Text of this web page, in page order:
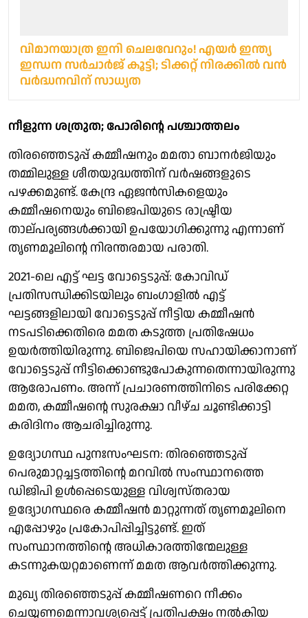
വിമാനയാത്ര ഇനി ചെലവേറും! എയർ ഇന്ത്യ
ഇന്ധന സർചാർജ് കൂട്ടി; ടിക്കറ്റ് നിരക്കിൽ വൻ
വർദ്ധനവിന് സാധ്യത
നീളുന്ന ശത്രുത; പോരിന്റെ പശ്ചാത്തലം
തിരഞ്ഞെടുപ്പ് കമ്മീഷനും മമതാ ബാനർജിയും
തമ്മിലുള്ള ശീതയുദ്ധത്തിന് വർഷങ്ങളുടെ
പഴക്കമുണ്ട്. കേന്ദ്ര ഏജൻസികളെയും
കമ്മീഷനെയും ബിജെപിയുടെ രാഷ്ട്രീയ
താല്പര്യങ്ങൾക്കായി ഉപയോഗിക്കുന്നു എന്നാണ്
തൃണമൂലിന്റെ നിരന്തരമായ പരാതി.
2021-ലെ എട്ട് ഘട്ട വോട്ടെടുപ്പ്: കോവിഡ്
പ്രതിസന്ധിക്കിടയിലും ബംഗാളിൽ എട്ട്
ഘട്ടങ്ങളിലായി വോട്ടെടുപ്പ് നീട്ടിയ കമ്മീഷൻ
നടപടിക്കെതിരെ മമത കടുത്ത പ്രതിഷേധം
ഉയർത്തിയിരുന്നു. ബിജെപിയെ സഹായിക്കാനാണ്
വോട്ടെടുപ്പ് നീട്ടിക്കൊണ്ടുപോകുന്നതെന്നായിരുന്നു
ആരോപണം. അന്ന് പ്രചാരണത്തിനിടെ പരിക്കേറ്റ
മമത, കമ്മീഷന്റെ സുരക്ഷാ വീഴ്ച ചൂണ്ടിക്കാട്ടി
കരിദിനം ആചരിച്ചിരുന്നു.
ഉദ്യോഗസ്ഥ പുനഃസംഘടന: തിരഞ്ഞെടുപ്പ്
പെരുമാറ്റച്ചട്ടത്തിന്റെ മറവിൽ സംസ്ഥാനത്തെ
ഡിജിപി ഉൾപ്പെടെയുള്ള വിശ്വസ്തരായ
ഉദ്യോഗസ്ഥരെ കമ്മീഷൻ മാറ്റുന്നത് തൃണമൂലിനെ
എപ്പോഴും പ്രകോപിപ്പിച്ചിട്ടുണ്ട്. ഇത്
സംസ്ഥാനത്തിന്റെ അധികാരത്തിന്മേലുള്ള
കടന്നുകയറ്റമാണെന്ന് മമത ആവർത്തിക്കുന്നു.
മുഖ്യ തിരഞ്ഞെടുപ്പ് കമ്മീഷണറെ നീക്കം
ചെയ്യണമെന്നാവശ്യപ്പെട്ട് പ്രതിപക്ഷം നൽകിയ